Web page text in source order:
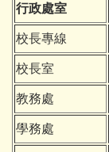
行政處室
校長專線
校長室
教務處
學務處